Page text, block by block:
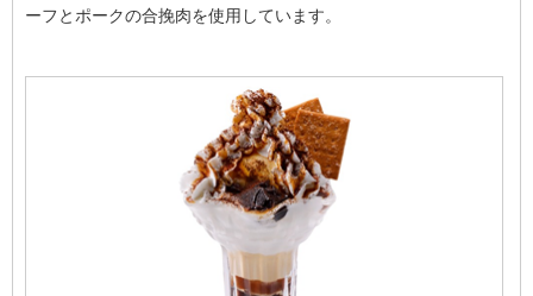
ーフとポークの合挽肉を使用しています。